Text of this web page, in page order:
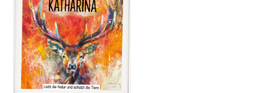
mehrere
Varianten
auf.
Die
Optionen
können
auf